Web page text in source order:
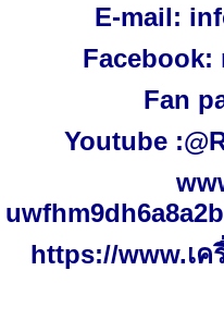
E-mail:
Facebook:
Fan
Youtube
https://www.เ